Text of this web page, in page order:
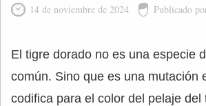
14 de noviembre de 2024 Publicado
El tigre dorado no es una especie
común. Sino que es una mutación
codifica para el color del pelaje del